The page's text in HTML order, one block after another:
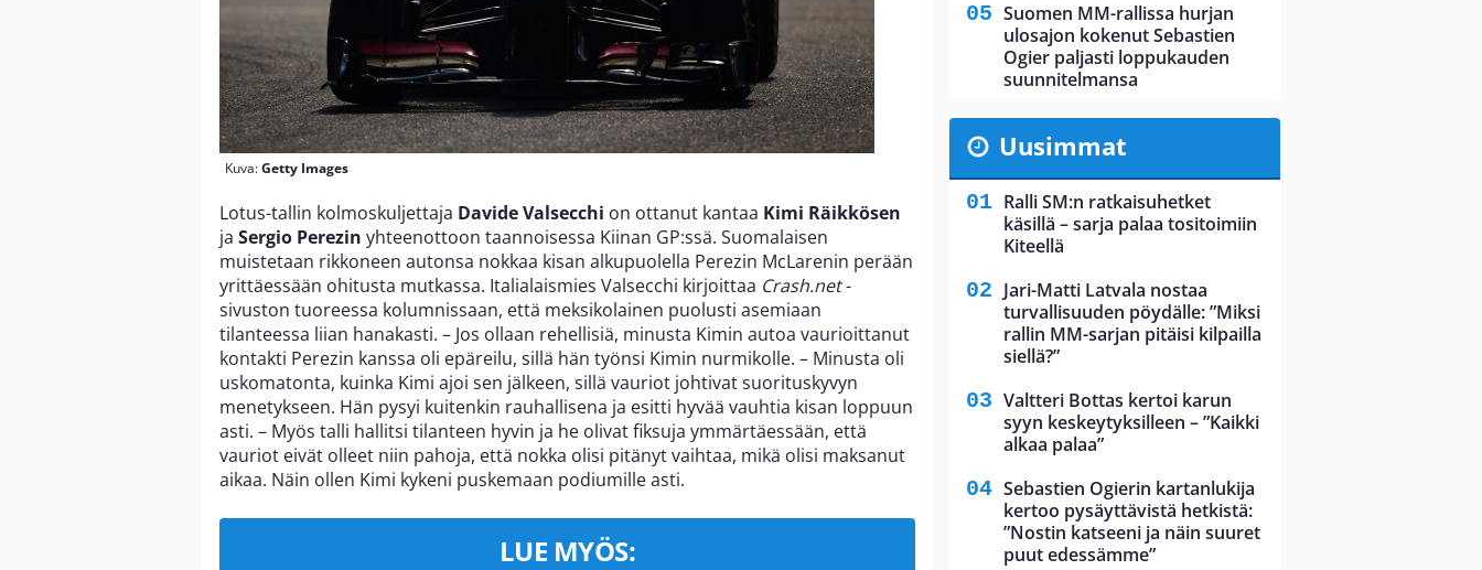
Kuva:Getty Images
Lotus-tallin kolmoskuljettaja Davide Valsecchi on ottanut kantaa Kimi Räikkösen
ja Sergio Perezin yhteenottoon taannoisessa Kiinan GP:ssä. Suomalaisen
muistetaan rikkoneen autonsa nokkaa kisan alkupuolella Perezin McLarenin perään
yrittäessään ohitusta mutkassa. Italialaismies Valsecchi kirjoittaa Crash.net-
sivuston tuoreessa kolumnissaan, että meksikolainen puolusti asemiaan
tilanteessa liian hanakasti. – Jos ollaan rehellisiä, minusta Kimin autoa vaurioittanut
kontakti Perezin kanssa oli epäreilu, sillä hän työnsi Kimin nurmikolle. – Minusta oli
uskomatonta, kuinka Kimi ajoi sen jälkeen, sillä vauriot johtivat suorituskyvyn
menetykseen. Hän pysyi kuitenkin rauhallisena ja esitti hyvää vauhtia kisan loppuun
asti. – Myös talli hallitsi tilanteen hyvin ja he olivat fiksuja ymmärtäessään, että
vauriot eivät olleet niin pahoja, että nokka olisi pitänyt vaihtaa, mikä olisi maksanut
aikaa. Näin ollen Kimi kykeni puskemaan podiumille asti.
LUE MYÖS:
Suomen MM-rallissa hurjan
ulosajon kokenut Sebastien
Ogier paljasti loppukauden
suunnitelmansa
Uusimmat
Ralli SM:n ratkaisuhetket
käsillä – sarja palaa tositoimiin
Kiteellä
Jari-Matti Latvala nostaa
turvallisuuden pöydälle: ”Miksi
rallin MM-sarjan pitäisi kilpailla
siellä?”
Valtteri Bottas kertoi karun
syyn keskeytyksilleen – ”Kaikki
alkaa palaa”
Sebastien Ogierin kartanlukija
kertoo pysäyttävistä hetkistä:
”Nostin katseeni ja näin suuret
puut edessämme”